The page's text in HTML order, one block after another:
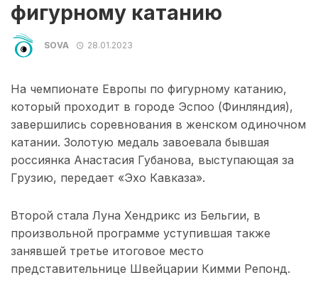
фигурному катанию
SOVA 28.01.2023
На чемпионате Европы по фигурному катанию,
который проходит в городе Эспоо (Финляндия),
завершились соревнования в женском одиночном
катании. Золотую медаль завоевала бывшая
россиянка Анастасия Губанова, выступающая за
Грузию, передает «Эхо Кавказа».
Второй стала Луна Хендрикс из Бельгии, в
произвольной программе уступившая также
занявшей третье итоговое место
представительнице Швейцарии Кимми Репонд.